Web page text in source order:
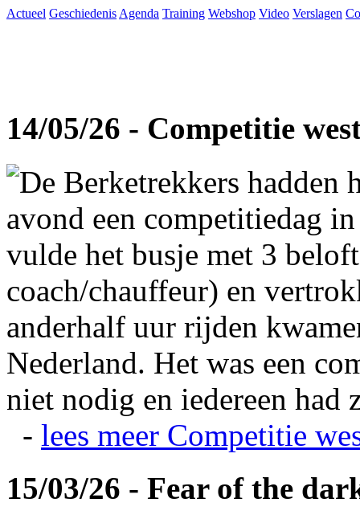
Actueel Geschiedenis Agenda Training Webshop Video Verslagen
14/05/26 - Competitie
De Berketrekkers hadden
avond een competitiedag
vulde het busje met 3
coach/chauffeur) en
anderhalf uur rijden
Nederland. Het was een
niet nodig en iedereen
- lees meer Competitie
15/03/26 - Fear of the